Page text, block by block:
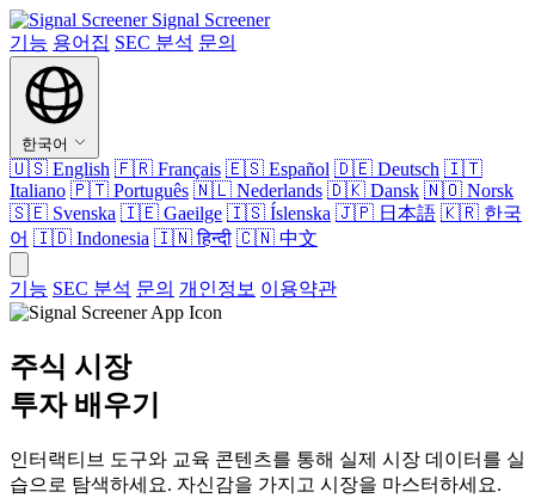
Signal Screener
기능 용어집 SEC 분석 문의
한국어
🇺🇸 English 🇫🇷 Français 🇪🇸 Español 🇩🇪 Deutsch 🇮🇹
Italiano 🇵🇹 Português 🇳🇱 Nederlands 🇩🇰 Dansk 🇳🇴 Norsk
🇸🇪 Svenska 🇮🇪 Gaeilge 🇮🇸 Íslenska 🇯🇵 日本語 🇰🇷 한국
어 🇮🇩 Indonesia 🇮🇳हिन्दी 🇨🇳 中文
기능 SEC 분석 문의 개인정보 이용약관
주식 시장
투자 배우기
인터랙티브 도구와 교육 콘텐츠를 통해 실제 시장 데이터를 실
습으로 탐색하세요. 자신감을 가지고 시장을 마스터하세요.